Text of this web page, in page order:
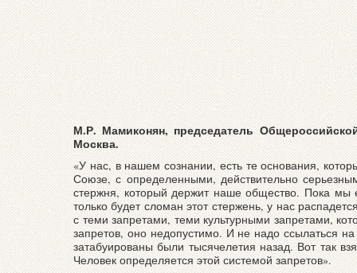
М.Р. Мамиконян, председатель
Москва.
«У нас, в нашем сознании, есть те основания,
Союзе, с определенными, действительно
стержня, который держит наше общество. Пока мы
только будет сломан этот стержень, у нас
с теми запретами, теми культурными запретами,
запретов, оно недопустимо. И не надо ссылаться
затабуированы были тысячелетия назад. Вот так
Человек определяется этой системой запретов».